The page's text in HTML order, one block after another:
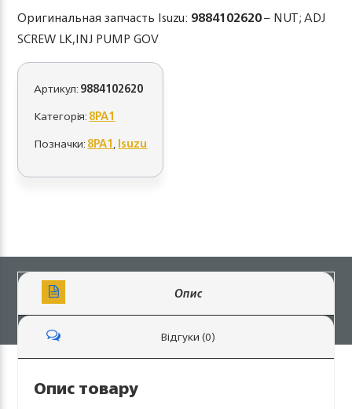
Оригинальная запчасть Isuzu: 9884102620– NUT; ADJ
SCREW LK,INJ PUMP GOV
Артикул:9884102620
Категорія:8PA1
Позначки:8PA1,Isuzu
Опис
Відгуки (0)
Опис товару